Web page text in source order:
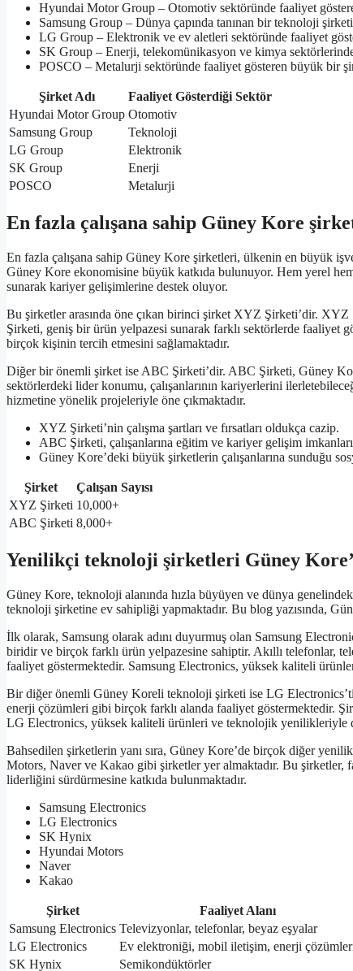
Hyundai Motor Group – Otomotiv sektöründe faaliyet
Samsung Group – Dünya çapında tanınan bir teknoloji şirketi
LG Group – Elektronik ve ev aletleri sektöründe faaliyet
SK Group – Enerji, telekomünikasyon ve kimya
POSCO – Metalurji sektöründe faaliyet gösteren büyük bir
Şirket Adı
Faaliyet Gösterdiği Sektör
Hyundai Motor Group Otomotiv
Samsung Group
Teknoloji
LG Group
Elektronik
SK Group
Enerji
POSCO
Metalurji
En fazla çalışana sahip Güney Kore
En fazla çalışana sahip Güney Kore şirketleri, ülkenin en büyük
Güney Kore ekonomisine büyük katkıda bulunuyor. Hem yerel
sunarak kariyer gelişimlerine destek oluyor.
Bu şirketler arasında öne çıkan birinci şirket XYZ Şirketi’dir.
Şirketi, geniş bir ürün yelpazesi sunarak farklı sektörlerde faaliyet
birçok kişinin tercih etmesini sağlamaktadır.
Diğer bir önemli şirket ise ABC Şirketi’dir. ABC Şirketi, Güney
sektörlerdeki lider konumu, çalışanlarının kariyerlerini
hizmetine yönelik projeleriyle öne çıkmaktadır.
XYZ Şirketi’nin çalışma şartları ve fırsatları oldukça cazip.
ABC Şirketi, çalışanlarına eğitim ve kariyer gelişim
Güney Kore’deki büyük şirketlerin çalışanlarına sunduğu
Şirket
Çalışan Sayısı
XYZ Şirketi 10,000+
ABC Şirketi 8,000+
Yenilikçi teknoloji şirketleri Güney
Güney Kore, teknoloji alanında hızla büyüyen ve dünya
teknoloji şirketine ev sahipliği yapmaktadır. Bu blog yazısında,
İlk olarak, Samsung olarak adını duyurmuş olan Samsung
biridir ve birçok farklı ürün yelpazesine sahiptir. Akıllı telefonlar,
faaliyet göstermektedir. Samsung Electronics, yüksek kaliteli
Bir diğer önemli Güney Koreli teknoloji şirketi ise LG
enerji çözümleri gibi birçok farklı alanda faaliyet göstermektedir.
LG Electronics, yüksek kaliteli ürünleri ve teknolojik yenilikleriyle
Bahsedilen şirketlerin yanı sıra, Güney Kore’de birçok diğer
Motors, Naver ve Kakao gibi şirketler yer almaktadır. Bu şirketler,
liderliğini sürdürmesine katkıda bulunmaktadır.
Samsung Electronics
LG Electronics
SK Hynix
Hyundai Motors
Naver
Kakao
Şirket
Faaliyet Alanı
Samsung Electronics Televizyonlar, telefonlar, beyaz eşyalar
LG Electronics
Ev elektroniği, mobil iletişim, enerji
SK Hynix
Semikondüktörler